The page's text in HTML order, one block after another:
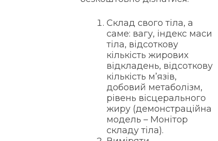
Склад свого тіла, а
саме: вагу, індекс маси
тіла, відсоткову
кількість жирових
відкладень, відсоткову
кількість м’язів,
добовий метаболізм,
рівень вісцерального
жиру (демонстраційна
модель – Монітор
складу тіла).